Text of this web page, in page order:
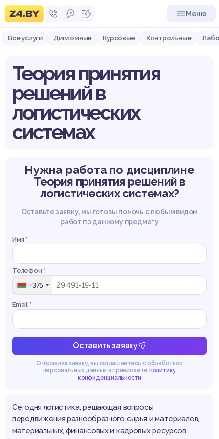
Меню
Все услуги Дипломные Курсовые Контрольные
Теория принятия
решений в
логистических
системах
Нужна работа по дисциплине
Теория принятия решений в
логистических системах?
Оставьте заявку, мы готовы помочь с любым видом
работ по данному предмету
Имя *
Телефон *
+375
Email *
Оставить заявку
Отправляя заявку, вы соглашаетесь с обработкой
персональных данных и принимаете политику
конфиденциальности
Сегодня логистика, решающая вопросы
передвижения разнообразного сырья и материалов,
материальных, финансовых и кадровых ресурсов,